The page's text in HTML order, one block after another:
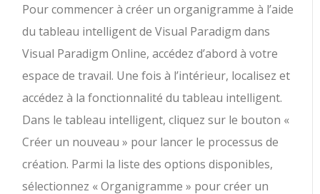
Pour commencer à créer un organigramme à l’aide
du tableau intelligent de Visual Paradigm dans
Visual Paradigm Online, accédez d’abord à votre
espace de travail. Une fois à l’intérieur, localisez et
accédez à la fonctionnalité du tableau intelligent.
Dans le tableau intelligent, cliquez sur le bouton «
Créer un nouveau » pour lancer le processus de
création. Parmi la liste des options disponibles,
sélectionnez « Organigramme » pour créer un